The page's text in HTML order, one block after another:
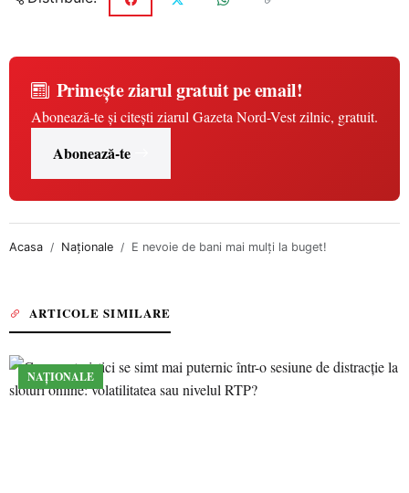
Primește ziarul gratuit pe email!
Abonează-te și citești ziarul Gazeta Nord-Vest zilnic, gratuit.
Abonează-te
Acasa Naționale E nevoie de bani mai mulţi la buget!
ARTICOLE SIMILARE
NAȚIONALE